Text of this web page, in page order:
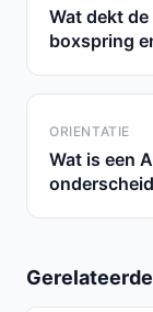
Wat dekt
boxspring
ORIENTATIE
Wat is een